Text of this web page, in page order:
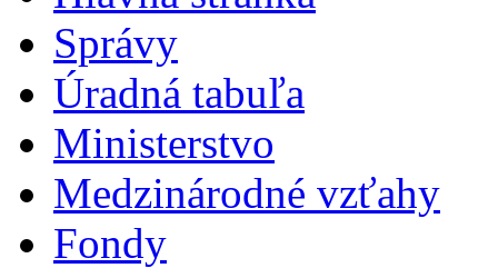
Správy
Úradná tabuľa
Ministerstvo
Medzinárodné vzťahy
Fondy